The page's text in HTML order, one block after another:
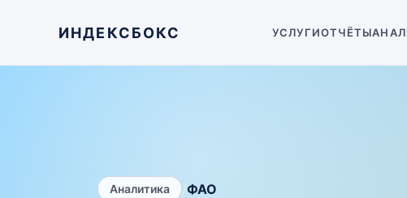
ИНДЕКСБОКС УСЛУГИОТЧЁТЫ
Аналитика /ФАО